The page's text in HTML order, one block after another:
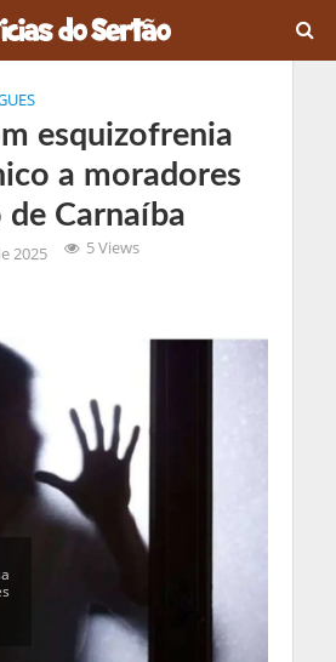
esquizofrenia
a moradores
Carnaíba
2025
5 Views